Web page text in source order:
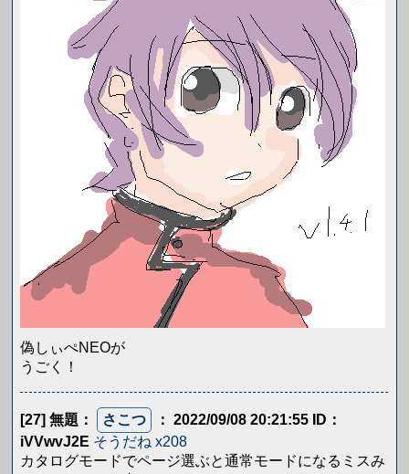
偽しぃぺNEOが
うごく！
[27] 無題 ： さこつ ： 2022/09/08 20:21:55
ID：
iVVwvJ2E そうだね x208
カタログモードでページ選ぶと通常モードになるミスみ